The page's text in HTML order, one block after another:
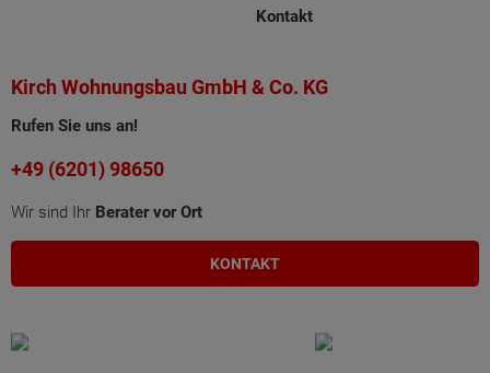
Kontakt
Kirch Wohnungsbau GmbH & Co. KG
Rufen Sie uns an!
+49 (6201) 98650
Wir sind Ihr Berater vor Ort
KONTAKT